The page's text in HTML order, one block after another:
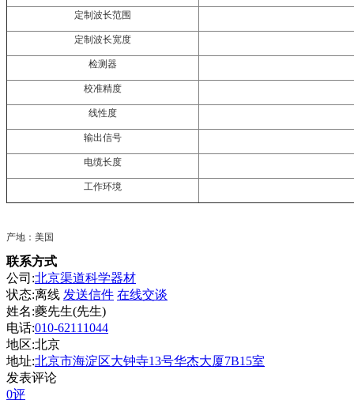
定制波长范围
定制波长宽度
检测器
校准精度
线性度
输出信号
电缆长度
工作环境
产地：美国
联系方式
公司:北京渠道科学器材
状态:离线 发送信件 在线交谈
姓名:夔先生(先生)
电话:010-62111044
地区:北京
地址:北京市海淀区大钟寺13号华杰大厦7B15室
发表评论
0评